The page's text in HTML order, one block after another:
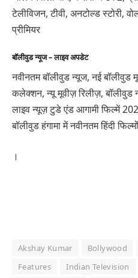
टेलीविजन, टीवी, अनटोल्ड स्टोरी,
प्रीमियर
बॉलीवुड न्यूज – लाइव अपडेट
नवीनतम बॉलीवुड न्यूज, नई
कलेक्शन, न्यू मूवीज़ रिलीज़, बॉलीवुड
लाइव न्यूज़ टुडे एंड आगामी फिल्में
बॉलीवुड हंगामा में नवीनतम हिंदी
।
Akshay Kumar Bollywood
Features
Indian Television